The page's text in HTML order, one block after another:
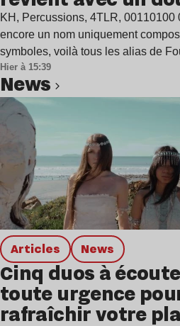
single
KH, Percussions, 4TLR, 00110100
encore un nom uniquement
symboles, voilà tous les alias de
Hier à 15:39
news
Articles news
Cinq duos à
toute urgence
rafraîchir votre